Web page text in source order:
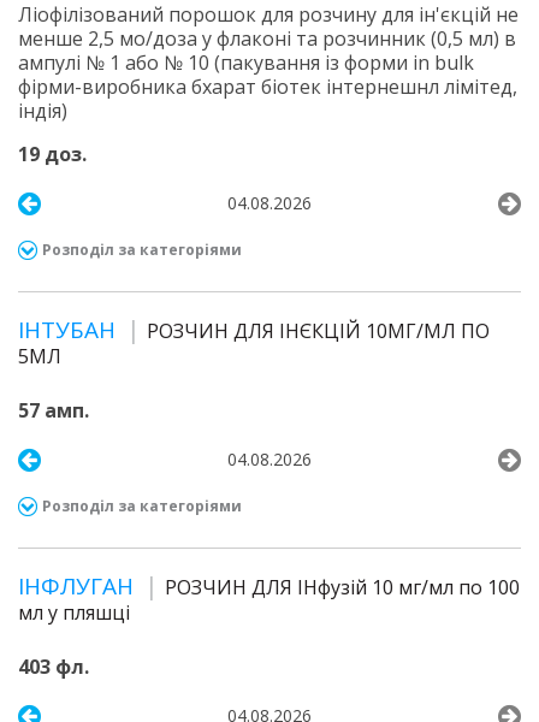
Ліофілізований порошок для розчину для ін'єкцій не
менше 2,5 мо/доза у флаконі та розчинник (0,5 мл) в
ампулі № 1 або № 10 (пакування із форми in bulk
фірми-виробника бхарат біотек інтернешнл лімітед,
індія)
19 доз.
04.08.2026
Розподіл за категоріями
ІНТУБАН
РОЗЧИН ДЛЯ ІНЄКЦІЙ 10МГ/МЛ ПО
5МЛ
57 амп.
04.08.2026
Розподіл за категоріями
ІНФЛУГАН
РОЗЧИН ДЛЯ ІНфузій 10 мг/мл по 100
мл у пляшці
403 фл.
04.08.2026